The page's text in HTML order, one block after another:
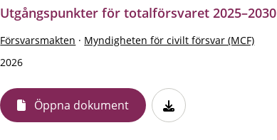
Utgångspunkter för totalförsvaret 2025–2030
Försvarsmakten · Myndigheten för civilt försvar (MCF)
2026
Öppna dokument